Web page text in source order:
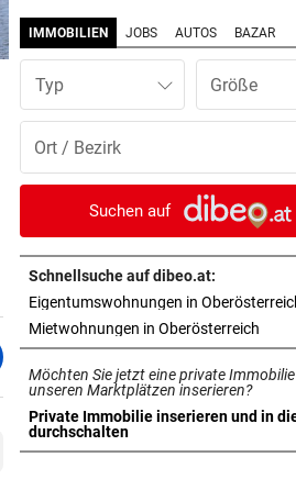
„SICHER KEIN BORDELL“ vor 3
Stadtchefin will Schule in
Ischl verkaufen
vor
Abstieg 50 Meter ab
KEINE TICKETS NÖTIG
Feiern Sie den Sommer am
„Krone“-Fest 2026!
FOLGEN DER HITZE
Rehe verendeten bei
Kanal zu trinken
BOLZENSCHNEIDER DABEI
IMMOBILIEN JOBS AUTOS BAZAR
Typ
Suchen auf
Schnellsuche auf dibeo.at:
Eigentumswohnungen in
Mietwohnungen in Oberösterreich
Möchten Sie jetzt eine private
unseren Marktplätzen inserieren?
Private Immobilie inserieren und in
durchschalten
in neuem Tab öffnen